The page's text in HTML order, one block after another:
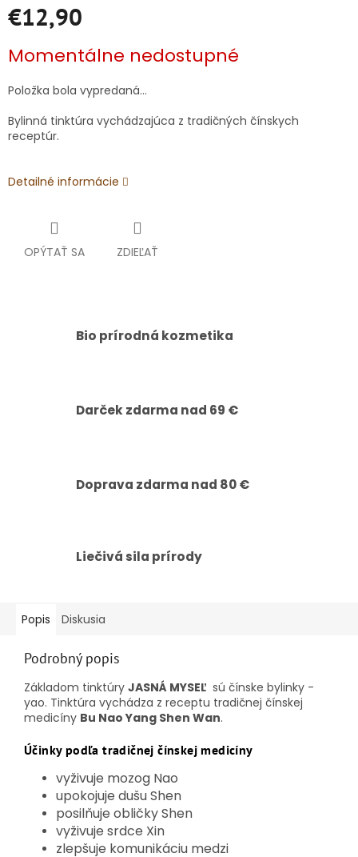
€12,90
cena:
Momentálne nedostupné
Položka bola vypredaná…
Bylinná tinktúra vychádzajúca z tradičných čínskych
receptúr.
Detailné informácie
OPÝTAŤ SA ZDIEĽAŤ
Bio prírodná kozmetika
Darček zdarma nad 69 €
Doprava zdarma nad 80 €
Liečivá sila prírody
Popis Diskusia
Podrobný popis
Základom tinktúry JASNÁ MYSEĽ sú čínske bylinky -
yao. Tinktúra vychádza z receptu tradičnej čínskej
medicíny Bu Nao Yang Shen Wan.
Účinky podľa tradičnej čínskej medicíny
vyživuje mozog Nao
upokojuje dušu Shen
posilňuje obličky Shen
vyživuje srdce Xin
zlepšuje komunikáciu medzi